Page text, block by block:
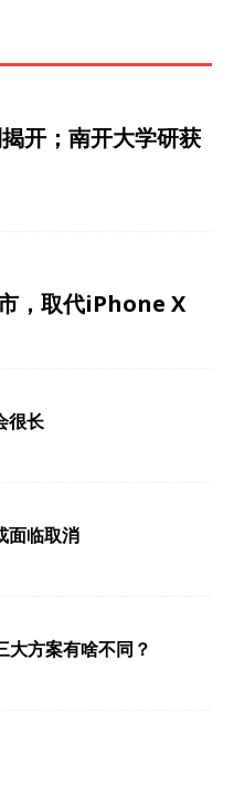
开；南开大学研获
，取代iPhone X
很长
面临取消
方案有啥不同？